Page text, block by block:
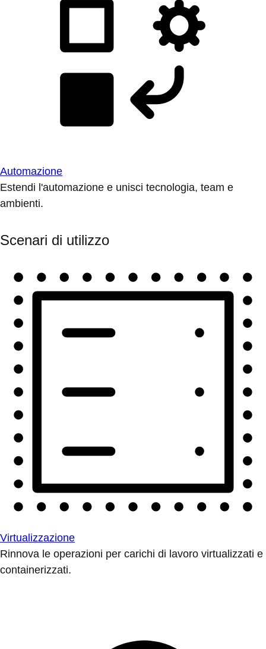
Automazione
Estendi l'automazione e unisci tecnologia, team e
ambienti.
Scenari di utilizzo
Virtualizzazione
Rinnova le operazioni per carichi di lavoro virtualizzati e
containerizzati.